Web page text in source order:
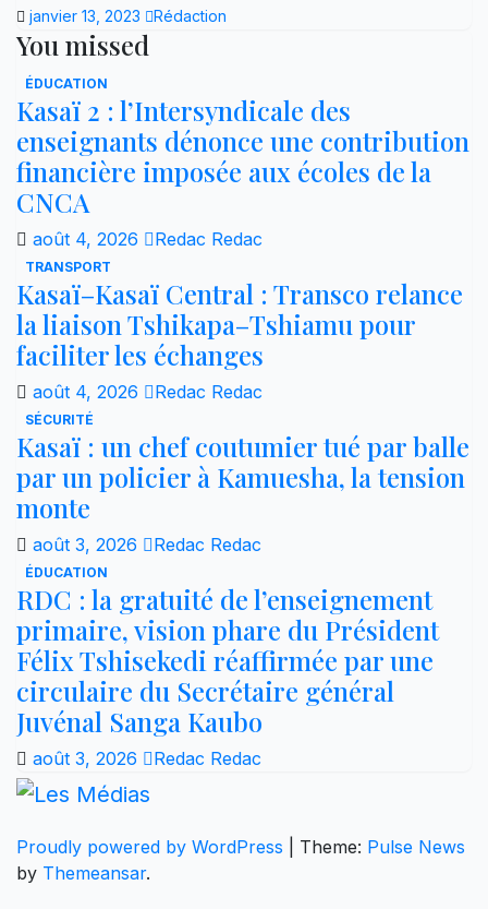
janvier 13, 2023 Rédaction
You missed
ÉDUCATION
Kasaï 2 : l’Intersyndicale des
enseignants dénonce une contribution
financière imposée aux écoles de la
CNCA
août 4, 2026 Redac Redac
TRANSPORT
Kasaï–Kasaï Central : Transco relance
la liaison Tshikapa–Tshiamu pour
faciliter les échanges
août 4, 2026 Redac Redac
SÉCURITÉ
Kasaï : un chef coutumier tué par balle
par un policier à Kamuesha, la tension
monte
août 3, 2026 Redac Redac
ÉDUCATION
RDC : la gratuité de l’enseignement
primaire, vision phare du Président
Félix Tshisekedi réaffirmée par une
circulaire du Secrétaire général
Juvénal Sanga Kaubo
août 3, 2026 Redac Redac
Proudly powered by WordPress Theme: Pulse News
by Themeansar.